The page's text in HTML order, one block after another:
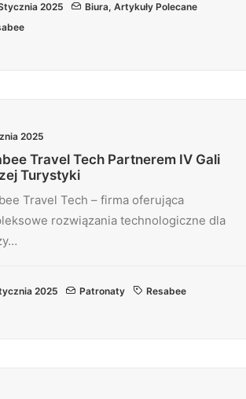
2025 Biura, Artykuły Polecane
2025
Travel Tech Partnerem IV Gali
Turystyki
Travel Tech – firma oferująca
rozwiązania technologiczne dla
2025 Patronaty Resabee